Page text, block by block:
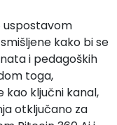
uspostavom
kako bi se
i pedagoških
toga,
kao ključni kanal,
otključano za